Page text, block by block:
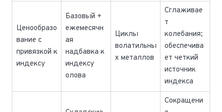
Ценообразо
вание с
привязкой к
индексу
Базовый +
ежемесячн
ая
надбавка к
индексу
олова
Циклы
волатильны
х металлов
Сглаживае
т
колебания;
обеспечива
ет четкий
источник
индекса
Сокращени